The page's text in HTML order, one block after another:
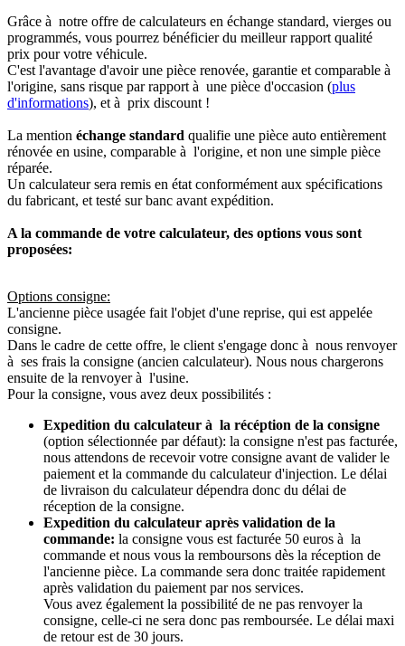
Grâce à notre offre de calculateurs en échange standard, vierges ou
programmés, vous pourrez bénéficier du meilleur rapport qualité
prix pour votre véhicule.
C'est l'avantage d'avoir une pièce renovée, garantie et comparable à
l'origine, sans risque par rapport à une pièce d'occasion (plus
d'informations), et à prix discount !
La mention échange standard qualifie une pièce auto entièrement
rénovée en usine, comparable à l'origine, et non une simple pièce
réparée.
Un calculateur sera remis en état conformément aux spécifications
du fabricant, et testé sur banc avant expédition.
A la commande de votre calculateur, des options vous sont
proposées:
Options consigne:
L'ancienne pièce usagée fait l'objet d'une reprise, qui est appelée
consigne.
Dans le cadre de cette offre, le client s'engage donc à nous renvoyer
à ses frais la consigne (ancien calculateur). Nous nous chargerons
ensuite de la renvoyer à l'usine.
Pour la consigne, vous avez deux possibilités :
Expedition du calculateur à la récéption de la consigne
(option sélectionnée par défaut): la consigne n'est pas facturée,
nous attendons de recevoir votre consigne avant de valider le
paiement et la commande du calculateur d'injection. Le délai
de livraison du calculateur dépendra donc du délai de
réception de la consigne.
Expedition du calculateur après validation de la
commande: la consigne vous est facturée 50 euros à la
commande et nous vous la remboursons dès la réception de
l'ancienne pièce. La commande sera donc traitée rapidement
après validation du paiement par nos services.
Vous avez également la possibilité de ne pas renvoyer la
consigne, celle-ci ne sera donc pas remboursée. Le délai maxi
de retour est de 30 jours.